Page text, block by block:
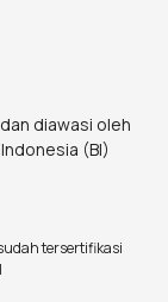
diawasi oleh
(BI)
tersertifikasi